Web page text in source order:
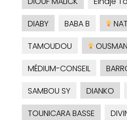
DIABY
BABA B
TAMOUDOU
MÉDIUM-CONSEIL
SAMBOU SY
DIANKO
TOUNICARA BASSE